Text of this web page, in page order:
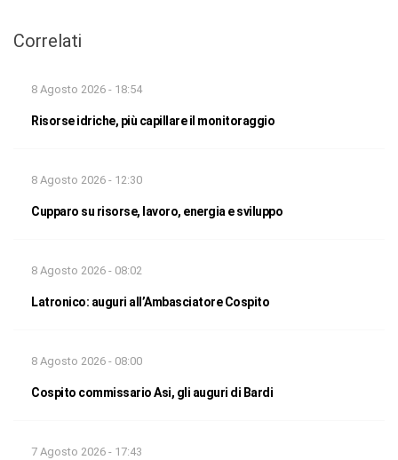
Correlati
8 Agosto 2026 - 18:54
Risorse idriche, più capillare il monitoraggio
8 Agosto 2026 - 12:30
Cupparo su risorse, lavoro, energia e sviluppo
8 Agosto 2026 - 08:02
Latronico: auguri all’Ambasciatore Cospito
8 Agosto 2026 - 08:00
Cospito commissario Asi, gli auguri di Bardi
7 Agosto 2026 - 17:43